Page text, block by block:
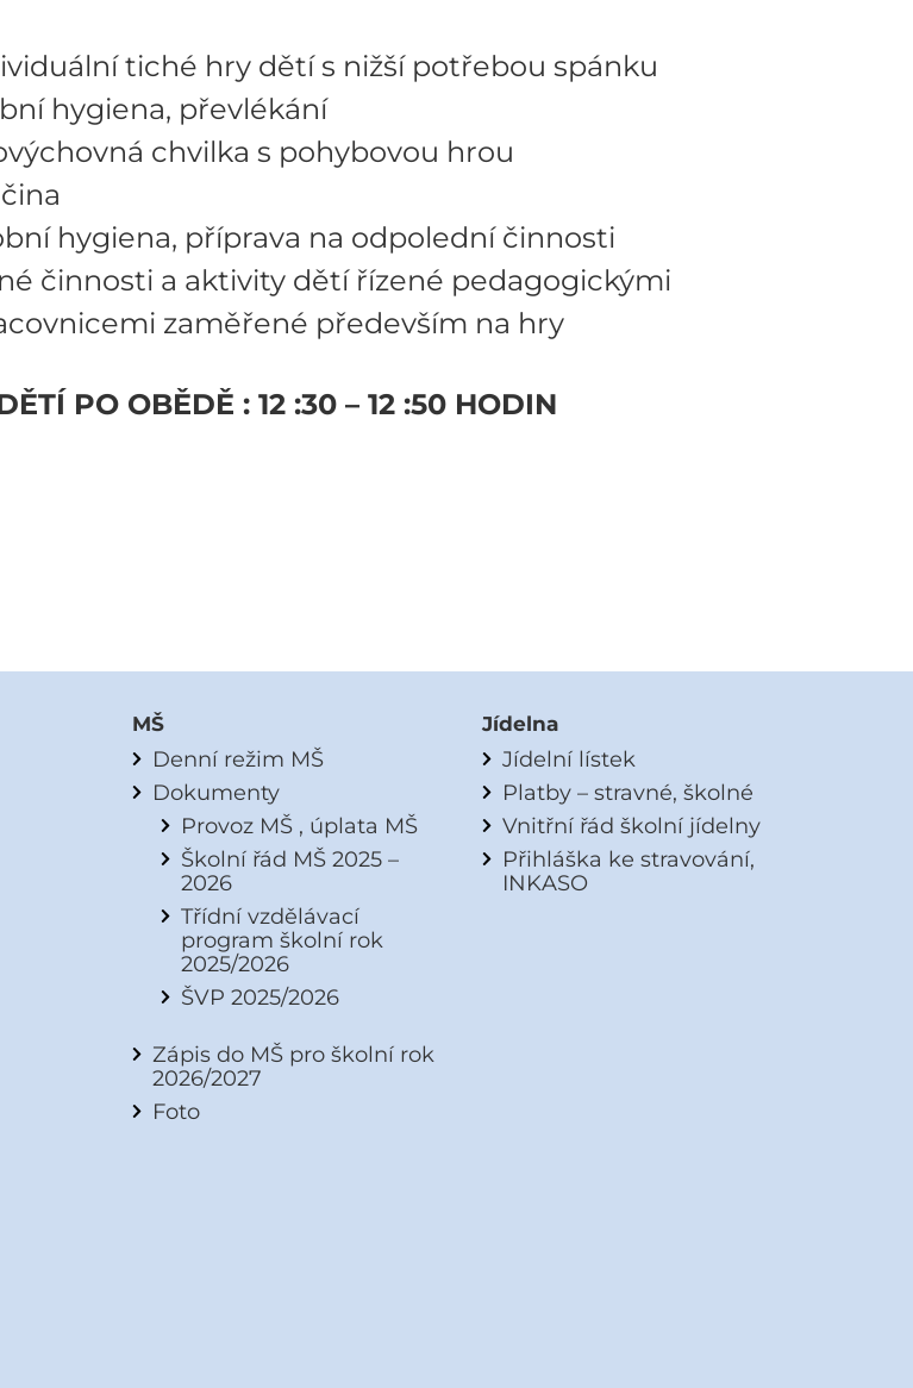
hry dětí s nižší potřebou spánku
hygiena, převlékání
chvilka s pohybovou hrou
hygiena, příprava na odpolední činnosti
činnosti a aktivity dětí řízené pedagogickými
zaměřené především na hry
PO OBĚDĚ : 12 :30 – 12 :50 HODIN
MŠ
Denní režim MŠ
Dokumenty
Provoz MŠ , úplata MŠ
Školní řád MŠ 2025 –
2026
Třídní vzdělávací
program školní rok
2025/2026
ŠVP 2025/2026
Zápis do MŠ pro školní rok
2026/2027
Foto
Jídelna
Jídelní lístek
Platby – stravné, školné
Vnitřní řád školní jídelny
Přihláška ke stravování,
INKASO